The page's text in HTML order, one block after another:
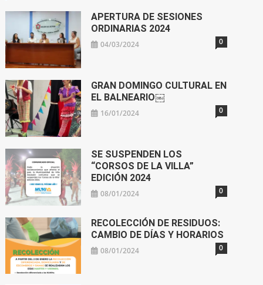
APERTURA DE SESIONES
ORDINARIAS 2024
04/03/2024 0
GRAN DOMINGO CULTURAL EN
EL BALNEARIO￼
16/01/2024 0
SE SUSPENDEN LOS
“CORSOS DE LA VILLA”
EDICIÓN 2024
08/01/2024 0
RECOLECCIÓN DE RESIDUOS:
CAMBIO DE DÍAS Y HORARIOS
08/01/2024 0